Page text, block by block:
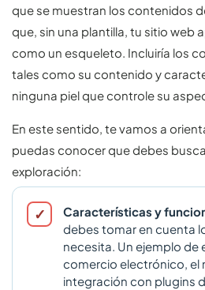
que se muestran los contenidos
que, sin una plantilla, tu sitio web
como un esqueleto. Incluiría los
tales como su contenido y
ninguna piel que controle su
En este sentido, te vamos a
puedas conocer que debes
exploración:
Características y
debes tomar en cuenta
necesita. Un ejemplo de
comercio electrónico, el
integración con plugins